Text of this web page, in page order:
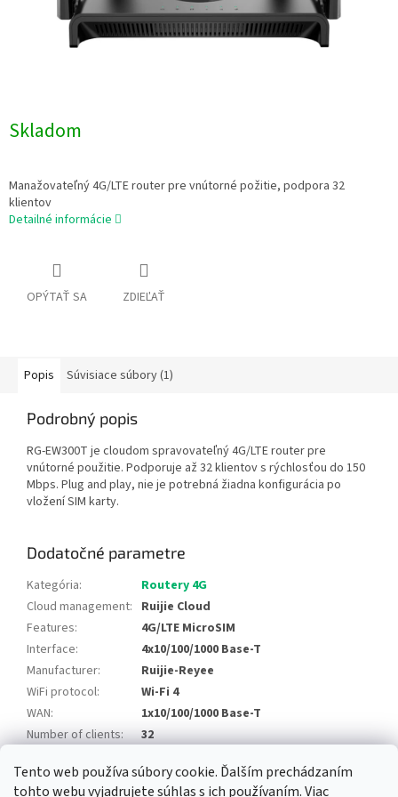
Tento web používa súbory cookie. Ďalším prechádzaním
tohto webu vyjadrujete súhlas s ich používaním. Viac
Skladom
Manažovateľný 4G/LTE router pre vnútorné požitie, podpora 32
klientov
Detailné informácie
OPÝTAŤ SA ZDIEĽAŤ
Popis Súvisiace súbory (1)
Podrobný popis
RG-EW300T je cloudom spravovateľný 4G/LTE router pre
vnútorné použitie. Podporuje až 32 klientov s rýchlosťou do 150
Mbps. Plug and play, nie je potrebná žiadna konfigurácia po
vložení SIM karty.
Dodatočné parametre
Kategória:
Routery 4G
Cloud management: Ruijie Cloud
Features:
4G/LTE MicroSIM
Interface:
4x10/100/1000 Base-T
Manufacturer:
Ruijie-Reyee
WiFi protocol:
Wi-Fi 4
WAN:
1x10/100/1000 Base-T
Number of clients: 32